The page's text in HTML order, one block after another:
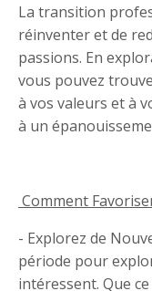
La transition
réinventer et de
passions. En
vous pouvez
à vos valeurs et à
à un
Comment
- Explorez de
période pour
intéressent. Que